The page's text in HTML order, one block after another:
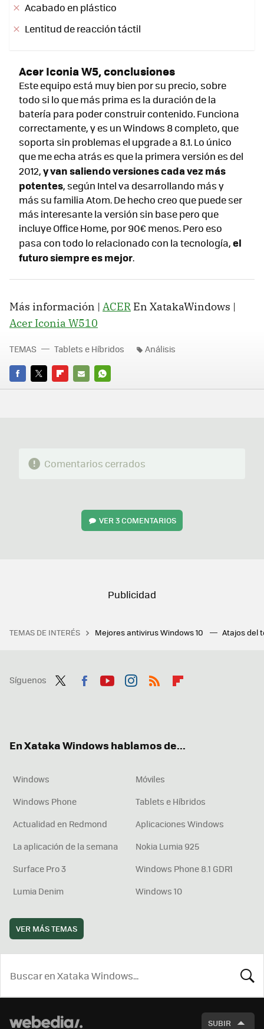
Acabado en plástico
Lentitud de reacción táctil
Acer Iconia W5, conclusiones
Este equipo está muy bien por su precio, sobre
todo si lo que más prima es la duración de la
batería para poder construir contenido. Funciona
correctamente, y es un Windows 8 completo, que
soporta sin problemas el upgrade a 8.1. Lo único
que me echa atrás es que la primera versión es del
2012,y van saliendo versiones cada vez más
potentes, según Intel va desarrollando más y
más su familia Atom. De hecho creo que puede ser
más interesante la versión sin base pero que
incluye Office Home, por 90€ menos. Pero eso
pasa con todo lo relacionado con la tecnología,el
futuro siempre es mejor.
Más información | ACER En XatakaWindows |
Acer Iconia W510
FACEBOOK
TWITTERFLIPBOARD
E-
WHATSAPP
TEMAS Tablets e Híbridos Análisis
Comentarios cerrados
VER3 COMENTARIOS
TEMAS DE INTERÉS Mejores antivirus Windows 10 Atajos del
Síguenos
En Xataka Windows hablamos de...
Windows
Móviles
Windows Phone
Tablets e Híbridos
Actualidad en Redmond
Aplicaciones Windows
La aplicación de la semana
Nokia Lumia 925
Surface Pro 3
Windows Phone 8.1 GDR1
Lumia Denim
Windows 10
VER MÁS TEMAS
SUBIR